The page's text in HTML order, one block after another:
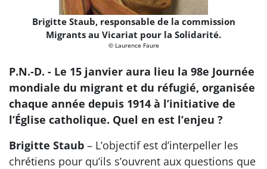
Brigitte Staub, responsable de la commission
Migrants au Vicariat pour la Solidarité.
© Laurence Faure
P.N.-D. - Le 15 janvier aura lieu la 98e Journée
mondiale du migrant et du réfugié, organisée
chaque année depuis 1914 à l’initiative de
l’Église catholique. Quel en est l’enjeu ?
Brigitte Staub – L’objectif est d’interpeller les
chrétiens pour qu’ils s’ouvrent aux questions que